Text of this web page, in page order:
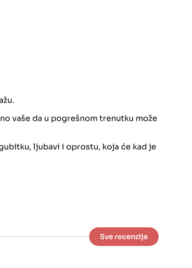
vaše da u pogrešnom trenutku može
ljubavi i oprostu, koja će kad je
Sve recenzije